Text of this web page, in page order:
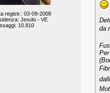
registr.: 03-09-2008
Jesolo - VE
10.810
da